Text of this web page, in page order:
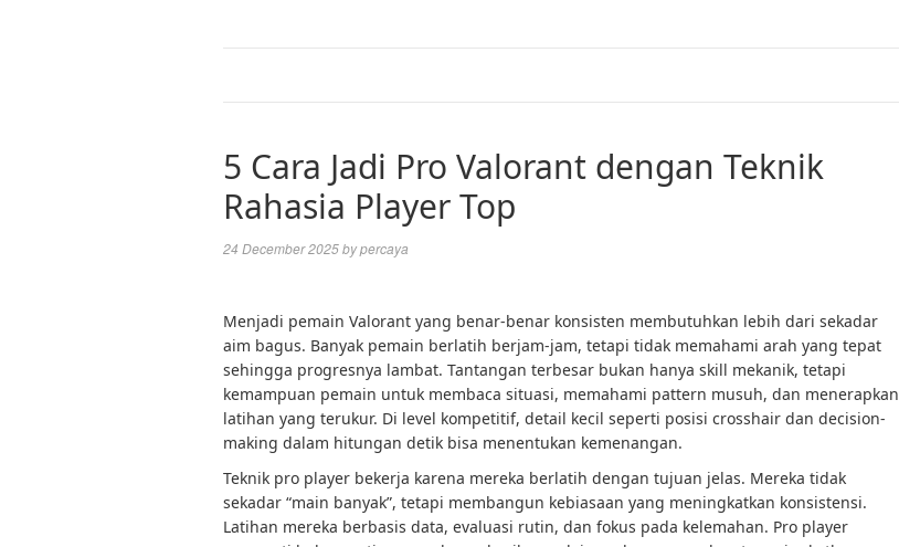
5 Cara Jadi Pro Valorant dengan Teknik
Rahasia Player Top
24 December 2025bypercaya
Menjadi pemain Valorant yang benar-benar konsisten membutuhkan lebih dari sekadar
aim bagus. Banyak pemain berlatih berjam-jam, tetapi tidak memahami arah yang tepat
sehingga progresnya lambat. Tantangan terbesar bukan hanya skill mekanik, tetapi
kemampuan pemain untuk membaca situasi, memahami pattern musuh, dan menerapkan
latihan yang terukur. Di level kompetitif, detail kecil seperti posisi crosshair dan decision-
making dalam hitungan detik bisa menentukan kemenangan.
Teknik pro player bekerja karena mereka berlatih dengan tujuan jelas. Mereka tidak
sekadar “main banyak”, tetapi membangun kebiasaan yang meningkatkan konsistensi.
Latihan mereka berbasis data, evaluasi rutin, dan fokus pada kelemahan. Pro player